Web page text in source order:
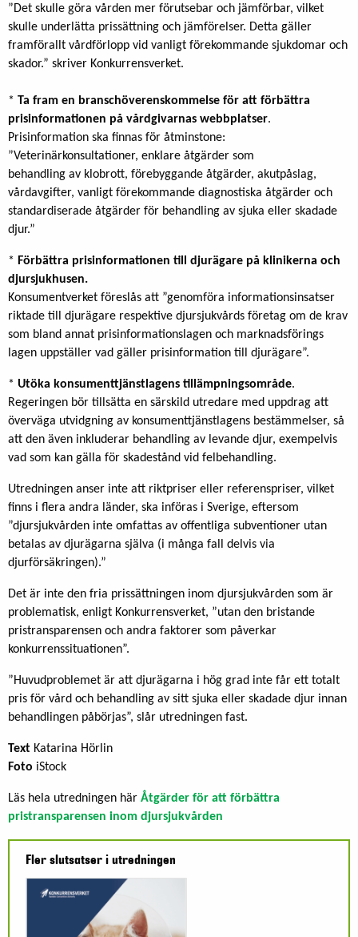
”Det skulle göra vården mer förutsebar och jämförbar, vilket
skulle underlätta prissättning och jämförelser. Detta gäller
framförallt vårdförlopp vid vanligt förekommande sjukdomar och
skador.” skriver Konkurrensverket.
* Ta fram en branschöverenskommelse för att förbättra
prisinformationen på vårdgivarnas webbplatser.
Prisinformation ska finnas för åtminstone:
”Veterinärkonsultationer, enklare åtgärder som
behandling av klobrott, förebyggande åtgärder, akutpåslag,
vårdavgifter, vanligt förekommande diagnostiska åtgärder och
standardiserade åtgärder för behandling av sjuka eller skadade
djur.”
* Förbättra prisinformationen till djurägare på klinikerna och
djursjukhusen.
Konsumentverket föreslås att ”genomföra informationsinsatser
riktade till djurägare respektive djursjukvårds företag om de krav
som bland annat prisinformationslagen och marknadsförings
lagen uppställer vad gäller prisinformation till djurägare”.
* Utöka konsumenttjänstlagens tillämpningsområde.
Regeringen bör tillsätta en särskild utredare med uppdrag att
överväga utvidgning av konsumenttjänstlagens bestämmelser, så
att den även inkluderar behandling av levande djur, exempelvis
vad som kan gälla för skadestånd vid felbehandling.
Utredningen anser inte att riktpriser eller referenspriser, vilket
finns i flera andra länder, ska införas i Sverige, eftersom
”djursjukvården inte omfattas av offentliga subventioner utan
betalas av djurägarna själva (i många fall delvis via
djurförsäkringen).”
Det är inte den fria prissättningen inom djursjukvården som är
problematisk, enligt Konkurrensverket, ”utan den bristande
pristransparensen och andra faktorer som påverkar
konkurrenssituationen”.
”Huvudproblemet är att djurägarna i hög grad inte får ett totalt
pris för vård och behandling av sitt sjuka eller skadade djur innan
behandlingen påbörjas”, slår utredningen fast.
Text Katarina Hörlin
Foto iStock
Läs hela utredningen här Åtgärder för att förbättra
pristransparensen inom djursjukvården
Fler slutsatser i utredningen